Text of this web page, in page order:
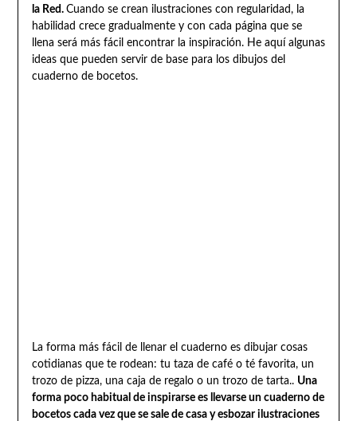
la Red. Cuando se crean ilustraciones con regularidad, la
habilidad crece gradualmente y con cada página que se
llena será más fácil encontrar la inspiración. He aquí algunas
ideas que pueden servir de base para los dibujos del
cuaderno de bocetos.
La forma más fácil de llenar el cuaderno es dibujar cosas
cotidianas que te rodean: tu taza de café o té favorita, un
trozo de pizza, una caja de regalo o un trozo de tarta.. Una
forma poco habitual de inspirarse es llevarse un cuaderno de
bocetos cada vez que se sale de casa y esbozar ilustraciones